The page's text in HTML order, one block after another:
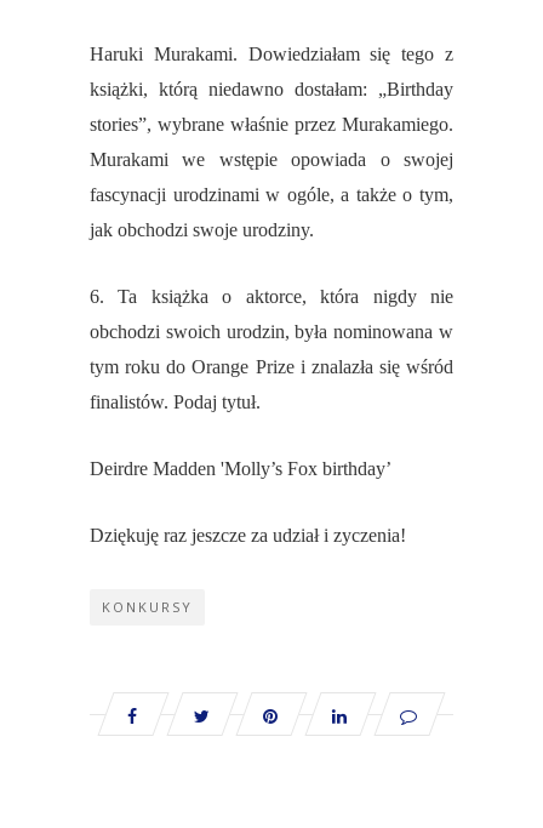
Haruki Murakami. Dowiedziałam się tego z
książki, którą niedawno dostałam: „Birthday
stories”, wybrane właśnie przez Murakamiego.
Murakami we wstępie opowiada o swojej
fascynacji urodzinami w ogóle, a także o tym,
jak obchodzi swoje urodziny.
6. Ta książka o aktorce, która nigdy nie
obchodzi swoich urodzin, była nominowana w
tym roku do Orange Prize i znalazła się wśród
finalistów. Podaj tytuł.
Deirdre Madden 'Molly’s Fox birthday’
Dziękuję raz jeszcze za udział i zyczenia!
KONKURSY